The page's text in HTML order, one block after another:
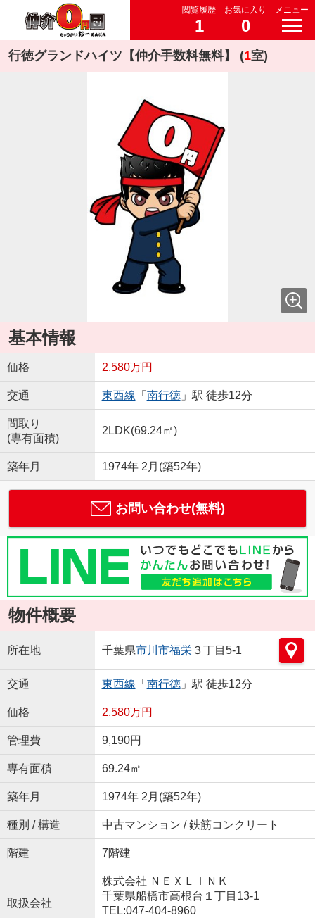
閲覧履歴
1
お気に入り
0
メニュー
行徳グランドハイツ【仲介手数料無料】 (1室)
基本情報
価格 2,580万円
交通 東西線 「 南行徳」駅 徒歩12分
間取り
(専有面積)
2LDK(69.24㎡)
築年月 1974年 2月(築52年)
お問い合わせ(無料)
物件概要
所在地 千葉県市川市福栄３丁目5-1
交通 東西線 「 南行徳」駅 徒歩12分
価格 2,580万円
管理費 9,190円
専有面積 69.24㎡
築年月 1974年 2月(築52年)
種別 / 構造 中古マンション / 鉄筋コンクリート
階建 7階建
取扱会社
株式会社 ＮＥＸＬＩＮＫ
千葉県船橋市高根台１丁目13-1
TEL:047-404-8960